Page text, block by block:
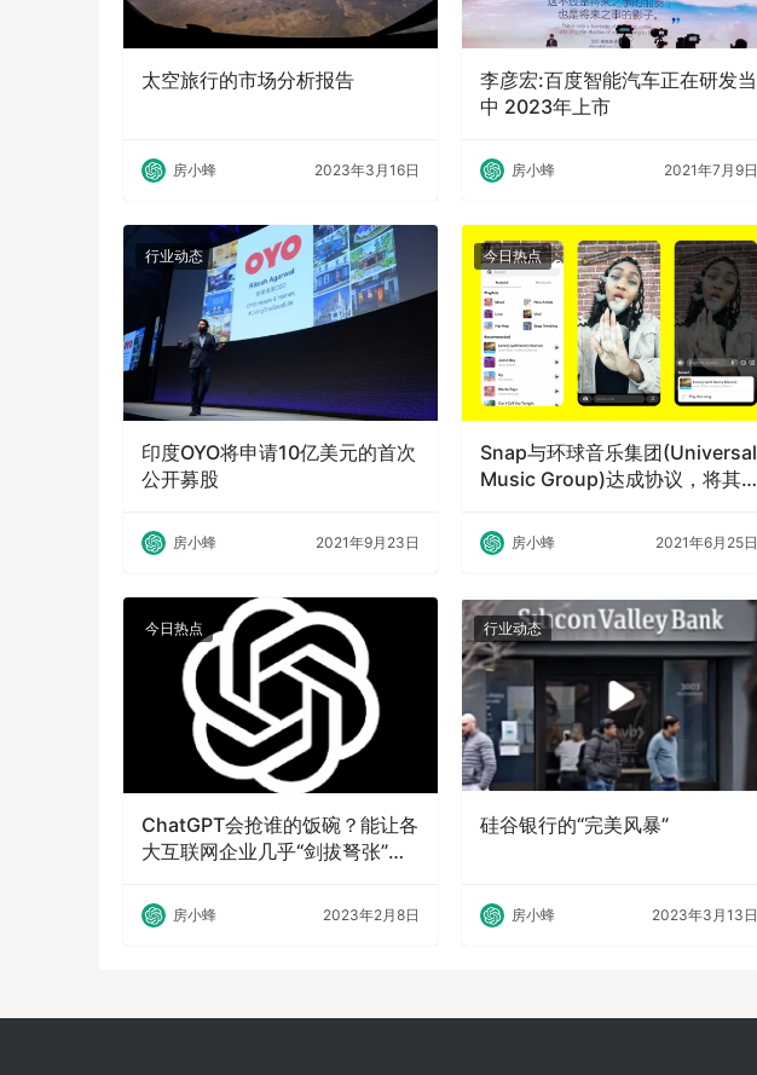
太空旅行的市场分析报告
房小蜂 2023年3月16日
李彦宏:百度智能汽车正在研发当
中 2023年上市
房小蜂 2021年7月9日
行业动态
印度OYO将申请10亿美元的首次
公开募股
房小蜂 2021年9月23日
今日热点
Snap与环球音乐集团(Universal
Music Group)达成协议，将其
房小蜂 2021年6月25日
今日热点
ChatGPT会抢谁的饭碗？能让各
大互联网企业几乎“剑拔弩张”的
房小蜂 2023年2月8日
行业动态
硅谷银行的“完美风暴”
房小蜂 2023年3月13日